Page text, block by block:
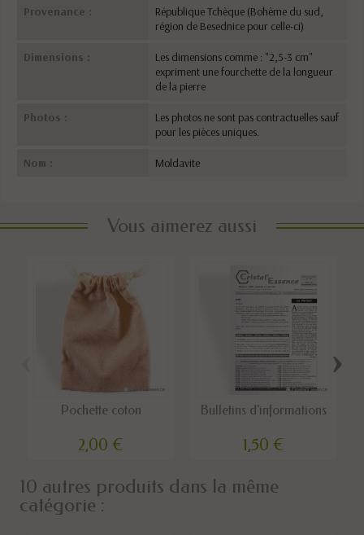
Provenance :
République Tchèque (Bohème du sud,
région de Besednice pour celle-ci)
Dimensions :
Les dimensions comme : "2,5-3 cm"
expriment une fourchette de la longueur
de la pierre
Photos :
Les photos ne sont pas contractuelles sauf
pour les pièces uniques.
Nom : Moldavite
Vous aimerez aussi
Pochette coton
2,00 €
Bulletins d'informations
1,50 €
›
10 autres produits dans la même
catégorie :